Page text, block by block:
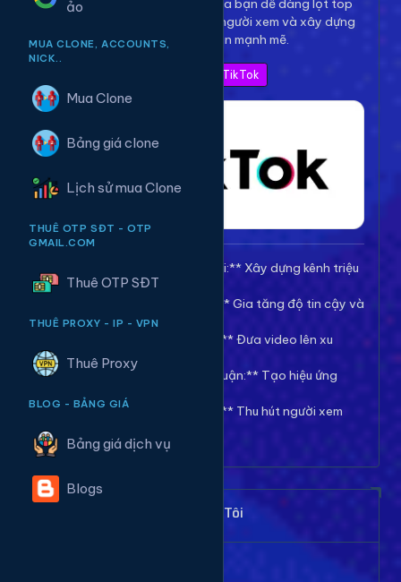
ảo
MUA CLONE, ACCOUNTS,
NICK..
Mua Clone
Bảng giá clone
Lịch sử mua Clone
THUÊ OTP SĐT - OTP
GMAIL.COM
Thuê OTP SĐT
THUÊ PROXY - IP - VPN
Thuê Proxy
BLOG - BẢNG GIÁ
Bảng giá dịch vụ
Blogs
**bình luận** để giúp video của bạn dễ dàng lọt top
thịnh hành, thu hút hàng triệu người xem và xây dựng
thương hiệu cá nhân mạnh mẽ.
Xem Bảng Giá TikTok
🚀 **Tăng Follow/Theo dõi:** Xây dựng kênh triệu
follow uy tín.
❤️ **Tăng Tim/Like Video:** Gia tăng độ tin cậy và
viral cho video.
👀 **Tăng View/Lượt xem:** Đưa video lên xu
hướng nhanh chóng.
💬 **Tăng Comment/Bình luận:** Tạo hiệu ứng
thảo luận sôi nổi.
👁️ **Tăng Mắt Livestream:** Thu hút người xem
Khách Hàng Nói Gì Về Chúng Tôi